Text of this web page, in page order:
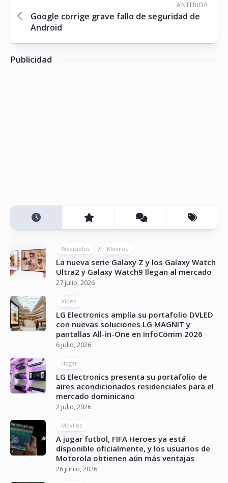
ANTERIOR
Google corrige grave fallo de seguridad de
Android
Publicidad
Wearables / Móviles
La nueva serie Galaxy Z y los Galaxy Watch
Ultra2 y Galaxy Watch9 llegan al mercado
27 julio, 2026
Vídeo
LG Electronics amplía su portafolio DVLED
con nuevas soluciones LG MAGNIT y
pantallas All-in-One en InfoComm 2026
6 julio, 2026
Hogar
LG Electronics presenta su portafolio de
aires acondicionados residenciales para el
mercado dominicano
2 julio, 2026
Móviles
A jugar futbol, FIFA Heroes ya está
disponible oficialmente, y los usuarios de
Motorola obtienen aún más ventajas
26 junio, 2026